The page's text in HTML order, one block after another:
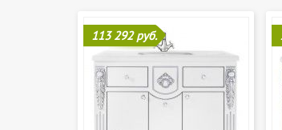
113 292 руб.